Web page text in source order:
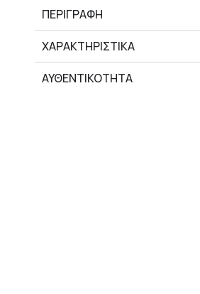
ΠΕΡΙΓΡΑΦΗ
ΧΑΡΑΚΤΗΡΙΣΤΙΚΆ
ΑΥΘΕΝΤΙΚΟΤΗΤΑ